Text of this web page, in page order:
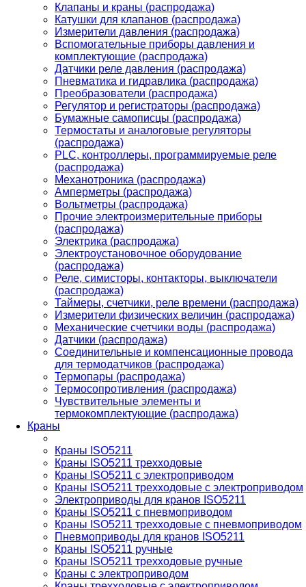
Клапаны и краны (распродажа)
Катушки для клапанов (распродажа)
Измерители давления (распродажа)
Вспомогательные приборы давления и
комплектующие (распродажа)
Датчики реле давления (распродажа)
Пневматика и гидравлика (распродажа)
Преобразователи (распродажа)
Регулятор и регистраторы (распродажа)
Бумажные самописцы (распродажа)
Термостаты и аналоговые регуляторы
(распродажа)
PLС, контроллеры, программируемые реле
(распродажа)
Механотроника (распродажа)
Амперметры (распродажа)
Вольтметры (распродажа)
Прочие электроизмерительные приборы
(распродажа)
Электрика (распродажа)
Электроустановочное оборудование
(распродажа)
Реле, симисторы, контакторы, выключатели
(распродажа)
Таймеры, счетчики, реле времени (распродажа)
Измерители физических величин (распродажа)
Механические счетчики воды (распродажа)
Датчики (распродажа)
Соединительные и компенсационные провода
для термодатчиков (распродажа)
Термопары (распродажа)
Термосопротивления (распродажа)
Чувствительные элементы и
термокомплектующие (распродажа)
Краны
Краны ISO5211
Краны ISO5211 трехходовые
Краны ISO5211 с электроприводом
Краны ISO5211 трехходовые с электроприводом
Электроприводы для кранов ISO5211
Краны ISO5211 с пневмоприводом
Краны ISO5211 трехходовые с пневмоприводом
Пневмоприводы для кранов ISO5211
Краны ISO5211 ручные
Краны ISO5211 трехходовые ручные
Краны с электроприводом